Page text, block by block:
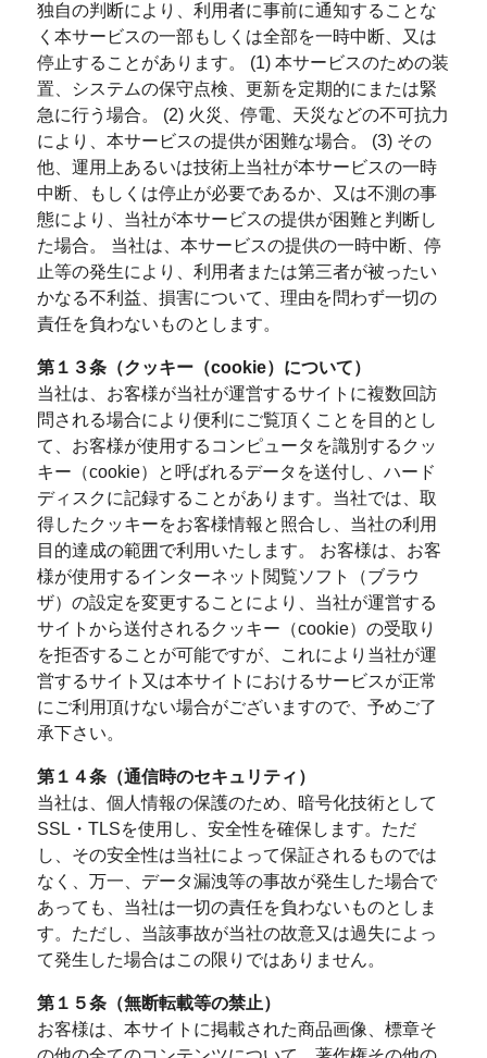
独自の判断により、利用者に事前に通知することな
く本サービスの一部もしくは全部を一時中断、又は
停止することがあります。 (1) 本サービスのための装
置、システムの保守点検、更新を定期的にまたは緊
急に行う場合。 (2) 火災、停電、天災などの不可抗力
により、本サービスの提供が困難な場合。 (3) その
他、運用上あるいは技術上当社が本サービスの一時
中断、もしくは停止が必要であるか、又は不測の事
態により、当社が本サービスの提供が困難と判断し
た場合。 当社は、本サービスの提供の一時中断、停
止等の発生により、利用者または第三者が被ったい
かなる不利益、損害について、理由を問わず一切の
責任を負わないものとします。
第１３条（クッキー（cookie）について）
当社は、お客様が当社が運営するサイトに複数回訪
問される場合により便利にご覧頂くことを目的とし
て、お客様が使用するコンピュータを識別するクッ
キー（cookie）と呼ばれるデータを送付し、ハード
ディスクに記録することがあります。当社では、取
得したクッキーをお客様情報と照合し、当社の利用
目的達成の範囲で利用いたします。 お客様は、お客
様が使用するインターネット閲覧ソフト（ブラウ
ザ）の設定を変更することにより、当社が運営する
サイトから送付されるクッキー（cookie）の受取り
を拒否することが可能ですが、これにより当社が運
営するサイト又は本サイトにおけるサービスが正常
にご利用頂けない場合がございますので、予めご了
承下さい。
第１４条（通信時のセキュリティ）
当社は、個人情報の保護のため、暗号化技術として
SSL・TLSを使用し、安全性を確保します。ただ
し、その安全性は当社によって保証されるものでは
なく、万一、データ漏洩等の事故が発生した場合で
あっても、当社は一切の責任を負わないものとしま
す。ただし、当該事故が当社の故意又は過失によっ
て発生した場合はこの限りではありません。
第１５条（無断転載等の禁止）
お客様は、本サイトに掲載された商品画像、標章そ